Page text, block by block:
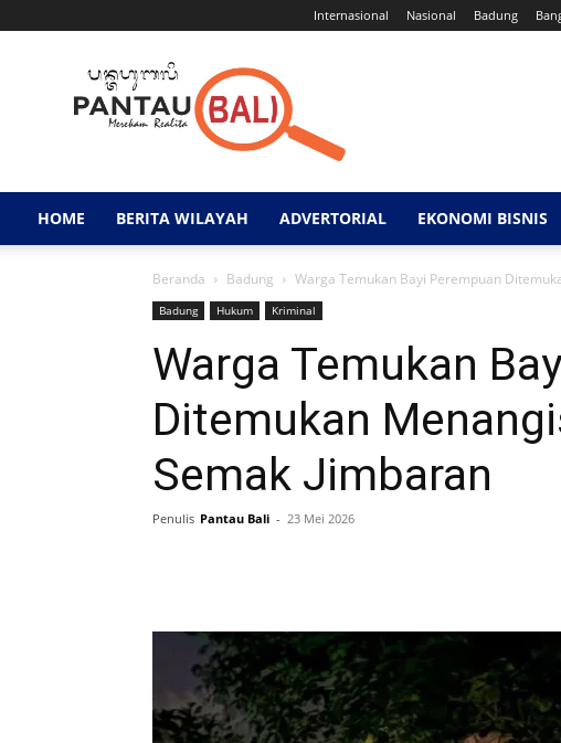
Internasional Nasional Badung
Pantau
Bali
HOME BERITA WILAYAH ADVERTORIAL EKONOMI BISNIS
Beranda Badung Warga Temukan Bayi Perempuan
Badung Hukum Kriminal
Warga Temukan
Ditemukan
Semak Jimbaran
Penulis Pantau Bali - 23 Mei 2026